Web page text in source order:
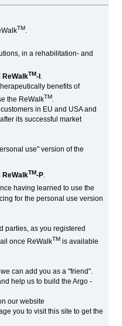
TM
in a rehabilitation- and
ReWalkTM-I .
benefits of
the ReWalkTM.
in EU and USA and
its successful market
use" version of the
ReWalkTM-P.
having learned to use the
for the personal use version
parties, as you registered
once ReWalkTM is available
can add you as a "friend".
help us to build the Argo -
our website
you to visit this site to get the